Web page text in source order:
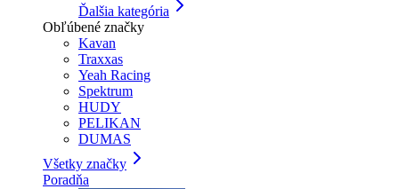
Ďalšia kategória
Obľúbené značky
Kavan
Traxxas
Yeah Racing
Spektrum
HUDY
PELIKAN
DUMAS
Všetky značky
Poradňa